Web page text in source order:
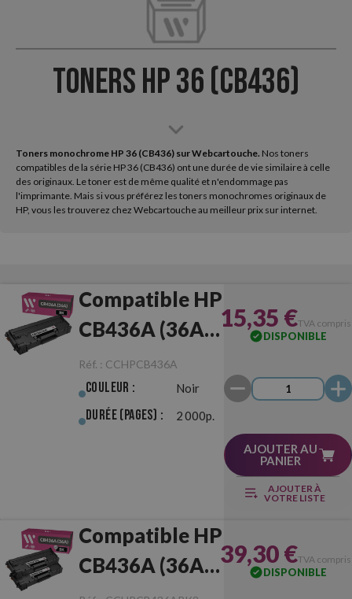
Toners HP 36 (CB436)
Toners monochrome HP 36 (CB436) sur Webcartouche. Nos toners
compatibles de la série HP 36 (CB436) ont une durée de vie similaire à celle
des originaux. Le toner est de même qualité et n'endommage pas
l'imprimante. Mais si vous préférez les toners monochromes originaux de
HP, vous les trouverez chez Webcartouche au meilleur prix sur internet.
Compatible HP
CB436A (36A)
Noir
Réf. : CCHPCB436A
Couleur : Noir
Durée (pages) : 2 000p.
15,35 €TVA
DISPONIBLE
AJOUTER AU
PANIER
AJOUTER À
VOTRE LISTE
Compatible HP
CB436A (36A) 39,30 €TVA
DISPONIBLE